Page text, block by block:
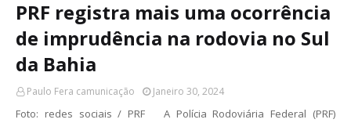
PRF registra mais uma ocorrência
de imprudência na rodovia no Sul
da Bahia
Paulo Fera camunicação Janeiro 30, 2024
Foto: redes sociais / PRF A Polícia Rodoviária Federal (PRF)